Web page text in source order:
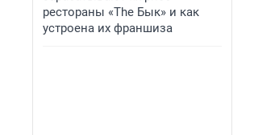
рестораны «The Бык» и как
устроена их франшиза